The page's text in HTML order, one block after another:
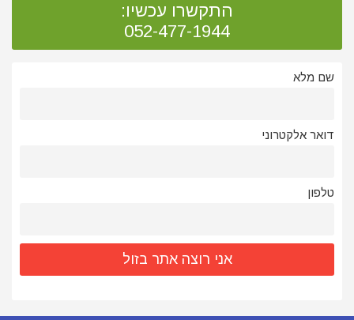
התקשרו עכשיו:
052-477-1944
שם מלא
דואר אלקטרוני
טלפון